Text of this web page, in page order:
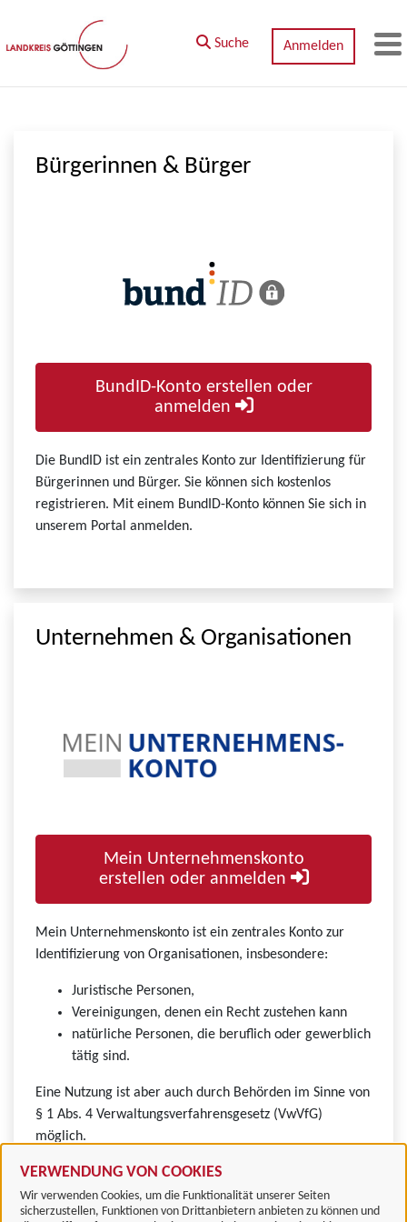
Zum Hauptinhalt springen
VERWENDUNG VON COOKIES
Wir verwenden Cookies, um die Funktionalität unserer Seiten
sicherzustellen, Funktionen von Drittanbietern anbieten zu können und
Suche Anmelden
Bürgerinnen & Bürger
BundID-Konto erstellen oder
anmelden
Die BundID ist ein zentrales Konto zur Identifizierung für
Bürgerinnen und Bürger. Sie können sich kostenlos
registrieren. Mit einem BundID-Konto können Sie sich in
unserem Portal anmelden.
Unternehmen & Organisationen
Mein Unternehmenskonto
erstellen oder anmelden
Mein Unternehmenskonto ist ein zentrales Konto zur
Identifizierung von Organisationen, insbesondere:
Juristische Personen,
Vereinigungen, denen ein Recht zustehen kann
natürliche Personen, die beruflich oder gewerblich
tätig sind.
Eine Nutzung ist aber auch durch Behörden im Sinne von
§ 1 Abs. 4 Verwaltungsverfahrensgesetz (VwVfG)
möglich.